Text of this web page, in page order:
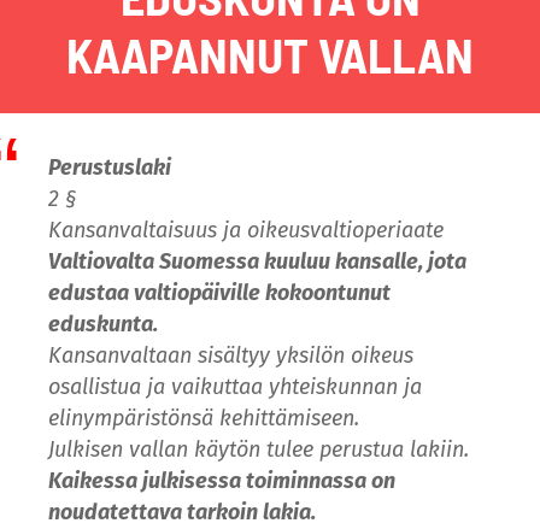
KAAPANNUT VALLAN
Perustuslaki
2 §
Kansanvaltaisuus ja oikeusvaltioperiaate
Valtiovalta Suomessa kuuluu kansalle, jota
edustaa valtiopäiville kokoontunut
eduskunta.
Kansanvaltaan sisältyy yksilön oikeus
osallistua ja vaikuttaa yhteiskunnan ja
elinympäristönsä kehittämiseen.
Julkisen vallan käytön tulee perustua lakiin.
Kaikessa julkisessa toiminnassa on
noudatettava tarkoin lakia.